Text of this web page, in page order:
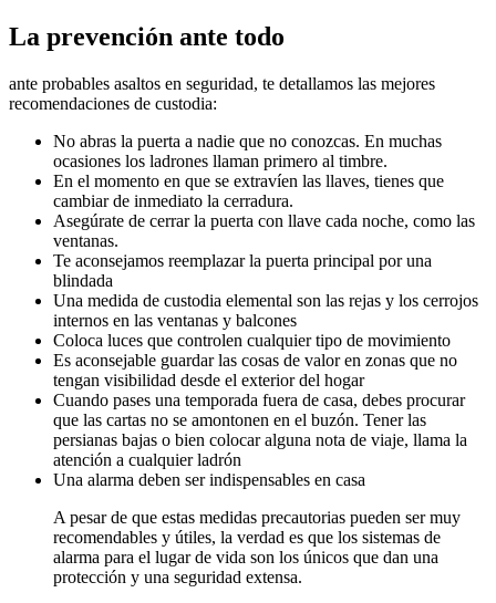
La prevención ante todo
ante probables asaltos en seguridad, te detallamos las mejores
recomendaciones de custodia:
No abras la puerta a nadie que no conozcas. En muchas
ocasiones los ladrones llaman primero al timbre.
En el momento en que se extravíen las llaves, tienes que
cambiar de inmediato la cerradura.
Asegúrate de cerrar la puerta con llave cada noche, como las
ventanas.
Te aconsejamos reemplazar la puerta principal por una
blindada
Una medida de custodia elemental son las rejas y los cerrojos
internos en las ventanas y balcones
Coloca luces que controlen cualquier tipo de movimiento
Es aconsejable guardar las cosas de valor en zonas que no
tengan visibilidad desde el exterior del hogar
Cuando pases una temporada fuera de casa, debes procurar
que las cartas no se amontonen en el buzón. Tener las
persianas bajas o bien colocar alguna nota de viaje, llama la
atención a cualquier ladrón
Una alarma deben ser indispensables en casa
A pesar de que estas medidas precautorias pueden ser muy
recomendables y útiles, la verdad es que los sistemas de
alarma para el lugar de vida son los únicos que dan una
protección y una seguridad extensa.